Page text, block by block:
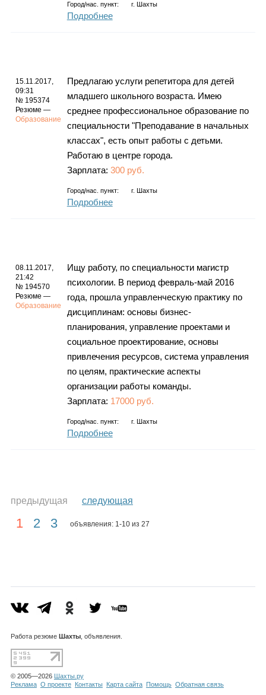
Город/нас. пункт: г. Шахты
Подробнее
15.11.2017,
09:31
№ 195374
Резюме —
Образование
Предлагаю услуги репетитора для детей
младшего школьного возраста. Имею
среднее профессиональное образование по
специальности "Преподавание в начальных
классах", есть опыт работы с детьми.
Работаю в центре города.
Зарплата: 300 руб.
Город/нас. пункт: г. Шахты
Подробнее
08.11.2017,
21:42
№ 194570
Резюме —
Образование
Ищу работу, по специальности магистр
психологии. В период февраль-май 2016
года, прошла управленческую практику по
дисциплинам: основы бизнес-
планирования, управление проектами и
социальное проектирование, основы
привлечения ресурсов, система управления
по целям, практические аспекты
организации работы команды.
Зарплата: 17000 руб.
Город/нас. пункт: г. Шахты
Подробнее
предыдущая следующая
1 2 3 объявления: 1-10 из 27
Работа резюме Шахты, объявления.
© 2005—2026
Шахты.ру
Реклама О проекте Контакты Карта сайта Помощь Обратная связь